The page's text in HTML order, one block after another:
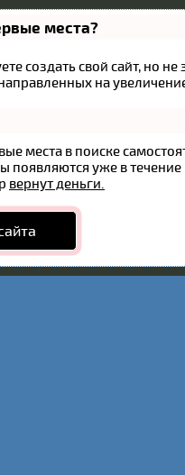
места?
создать свой сайт, но
на
места в поиске
появляются уже в
вернут деньги.